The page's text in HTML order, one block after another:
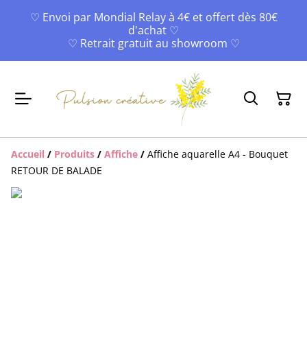
♡ Envoi par Mondial Relay à 4€ et offert dès 80€
d'achat ♡
♡ Retrait gratuit au showroom ♡
Accueil / Produits / Affiche / Affiche aquarelle A4 - Bouquet
RETOUR DE BALADE